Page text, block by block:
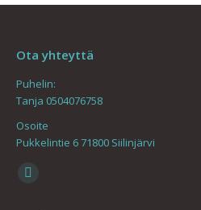
Ota yhteyttä
Puhelin:
Tanja 0504076758
Osoite
Pukkelintie 6 71800 Siilinjärvi
Find us on: